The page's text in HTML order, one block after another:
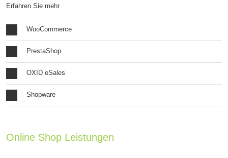
Erfahren Sie mehr
WooCommerce
PrestaShop
OXID eSales
Shopware
Online Shop Leistungen